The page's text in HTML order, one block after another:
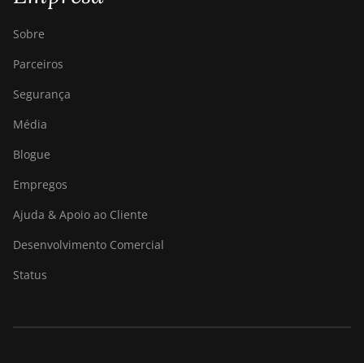
Sobre
Parceiros
Segurança
Média
Blogue
Empregos
Ajuda & Apoio ao Cliente
Desenvolvimento Comercial
Status